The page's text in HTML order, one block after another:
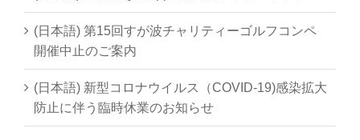
(日本語) 第15回すが波チャリティーゴルフコンペ
開催中止のご案内
(日本語) 新型コロナウイルス（COVID-19)感染拡大
防止に伴う臨時休業のお知らせ